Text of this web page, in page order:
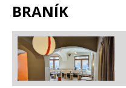
BRANÍK